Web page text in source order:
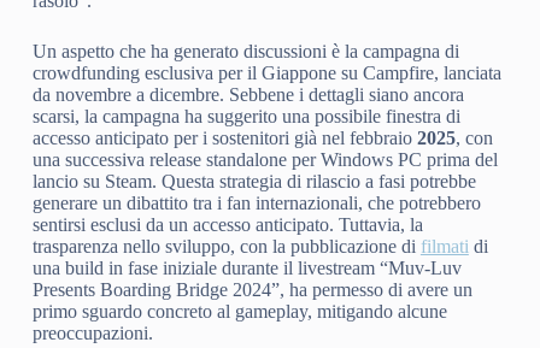
Un aspetto che ha generato discussioni è la campagna di
crowdfunding esclusiva per il Giappone su Campfire, lanciata
da novembre a dicembre. Sebbene i dettagli siano ancora
scarsi, la campagna ha suggerito una possibile finestra di
accesso anticipato per i sostenitori già nel febbraio 2025, con
una successiva release standalone per Windows PC prima del
lancio su Steam. Questa strategia di rilascio a fasi potrebbe
generare un dibattito tra i fan internazionali, che potrebbero
sentirsi esclusi da un accesso anticipato. Tuttavia, la
trasparenza nello sviluppo, con la pubblicazione di filmati di
una build in fase iniziale durante il livestream “Muv-Luv
Presents Boarding Bridge 2024”, ha permesso di avere un
primo sguardo concreto al gameplay, mitigando alcune
preoccupazioni.